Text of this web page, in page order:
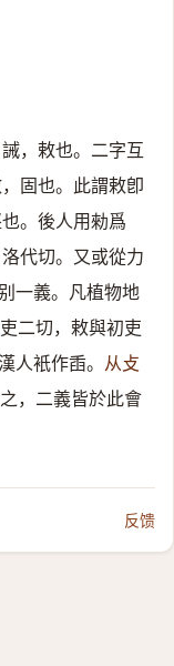
，敕也。二字互
固也。此謂敕卽
。後人用勑爲
代切。又或從力
一義。凡植物地
二切，敕與初吏
人衹作臿。 从攴
，二義皆於此會
反馈